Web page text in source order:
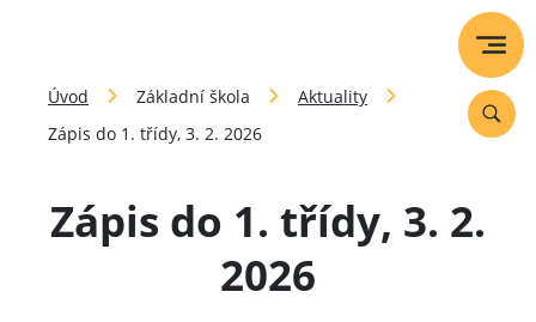
Úvod Základní škola
Aktuality
Zápis do 1. třídy, 3. 2. 2026
Zápis do 1. třídy, 3. 2.
2026